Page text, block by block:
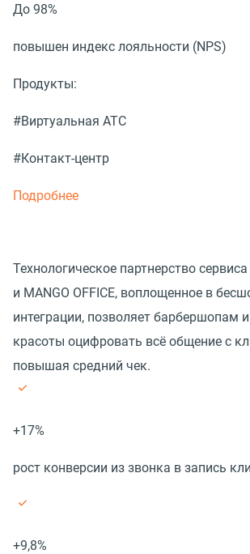
До 98%
повышен индекс лояльности (NPS)
Продукты:
#Виртуальная АТС
#Контакт-центр
Подробнее
Технологическое партнерство сервиса
и MANGO OFFICE, воплощенное в
интеграции, позволяет барбершопам
красоты оцифровать всё общение с
повышая средний чек.
+17%
рост конверсии из звонка в запись
+9,8%